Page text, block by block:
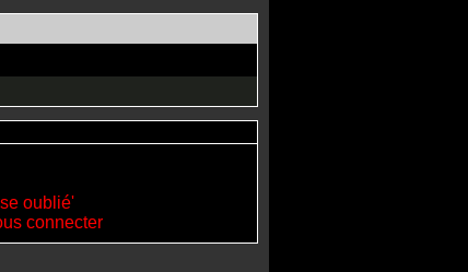
oublié'
connecter